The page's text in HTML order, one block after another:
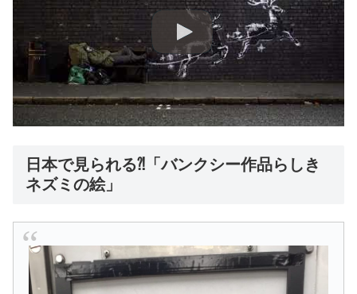
日本で見られる⁈「バンクシー作品らしき
ネズミの絵」